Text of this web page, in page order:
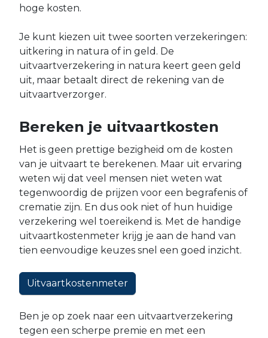
hoge kosten.
Je kunt kiezen uit twee soorten verzekeringen:
uitkering in natura of in geld. De
uitvaartverzekering in natura keert geen geld
uit, maar betaalt direct de rekening van de
uitvaartverzorger.
Bereken je uitvaartkosten
Het is geen prettige bezigheid om de kosten
van je uitvaart te berekenen. Maar uit ervaring
weten wij dat veel mensen niet weten wat
tegenwoordig de prijzen voor een begrafenis of
crematie zijn. En dus ook niet of hun huidige
verzekering wel toereikend is. Met de handige
uitvaartkostenmeter krijg je aan de hand van
tien eenvoudige keuzes snel een goed inzicht.
Uitvaartkostenmeter
Ben je op zoek naar een uitvaartverzekering
tegen een scherpe premie en met een